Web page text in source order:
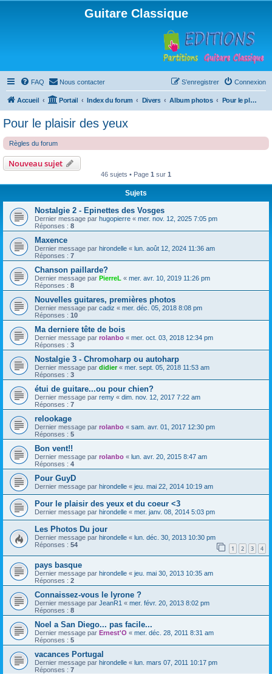
Guitare Classique
FAQ Nous contacter Connexion
S’enregistrer
Accueil Portail Index du forum Divers Album photos Pour le plaisir des yeux
Pour le plaisir des yeux
Règles du forum
Nouveau sujet
46 sujets • Page 1 sur 1
Sujets
Nostalgie 2 - Epinettes des Vosges
Dernier message par hugopierre « mer. nov. 12, 2025 7:05 pm
Réponses : 8
Maxence
Dernier message par hirondelle « lun. août 12, 2024 11:36 am
Réponses : 7
Chanson paillarde?
Dernier message par PierreL « mer. avr. 10, 2019 11:26 pm
Réponses : 8
Nouvelles guitares, premières photos
Dernier message par cadiz « mer. déc. 05, 2018 8:08 pm
Réponses : 10
Ma derniere tête de bois
Dernier message par rolanbo « mer. oct. 03, 2018 12:34 pm
Réponses : 3
Nostalgie 3 - Chromoharp ou autoharp
Dernier message par didier« mer. sept. 05, 2018 11:53 am
Réponses : 3
étui de guitare...ou pour chien?
Dernier message par remy « dim. nov. 12, 2017 7:22 am
Réponses : 7
relookage
Dernier message par rolanbo « sam. avr. 01, 2017 12:30 pm
Réponses : 5
Bon vent!!
Dernier message par rolanbo « lun. avr. 20, 2015 8:47 am
Réponses : 4
Pour GuyD
Dernier message par hirondelle « jeu. mai 22, 2014 10:19 am
Pour le plaisir des yeux et du coeur <3
Dernier message par hirondelle « mer. janv. 08, 2014 5:03 pm
Les Photos Du jour
Dernier message par hirondelle « lun. déc. 30, 2013 10:30 pm
Réponses : 54 1 2 3 4
pays basque
Dernier message par hirondelle « jeu. mai 30, 2013 10:35 am
Réponses : 2
Connaissez-vous le lyrone ?
Dernier message par JeanR1 « mer. févr. 20, 2013 8:02 pm
Réponses : 8
Noel a San Diego... pas facile...
Dernier message par Ernest'O « mer. déc. 28, 2011 8:31 am
Réponses : 5
vacances Portugal
Dernier message par hirondelle « lun. mars 07, 2011 10:17 pm
Réponses : 7